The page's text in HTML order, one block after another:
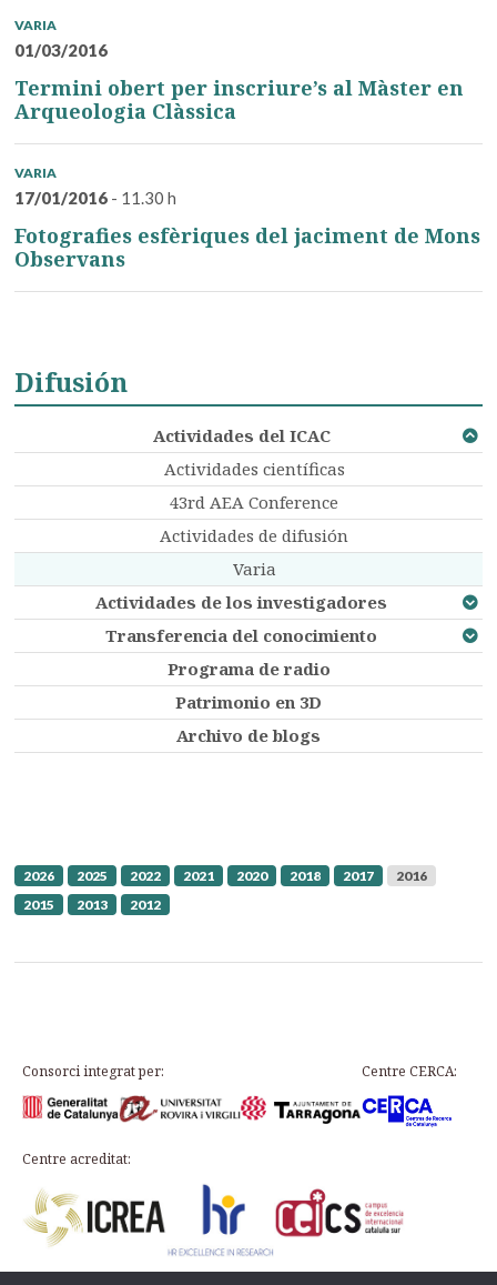
VARIA
01/03/2016
Termini obert per inscriure’s al Màster en
Arqueologia Clàssica
VARIA
17/01/2016 - 11.30 h
Fotografies esfèriques del jaciment de Mons
Observans
Difusión
Actividades del ICAC
Actividades científicas
43rd AEA Conference
Actividades de difusión
Varia
Actividades de los investigadores
Transferencia del conocimiento
Programa de radio
Patrimonio en 3D
Archivo de blogs
2026 2025 2022 2021 2020 2018 2017
2016
2015
2013 2012
Consorci integrat per: Centre CERCA:
Centre acreditat: